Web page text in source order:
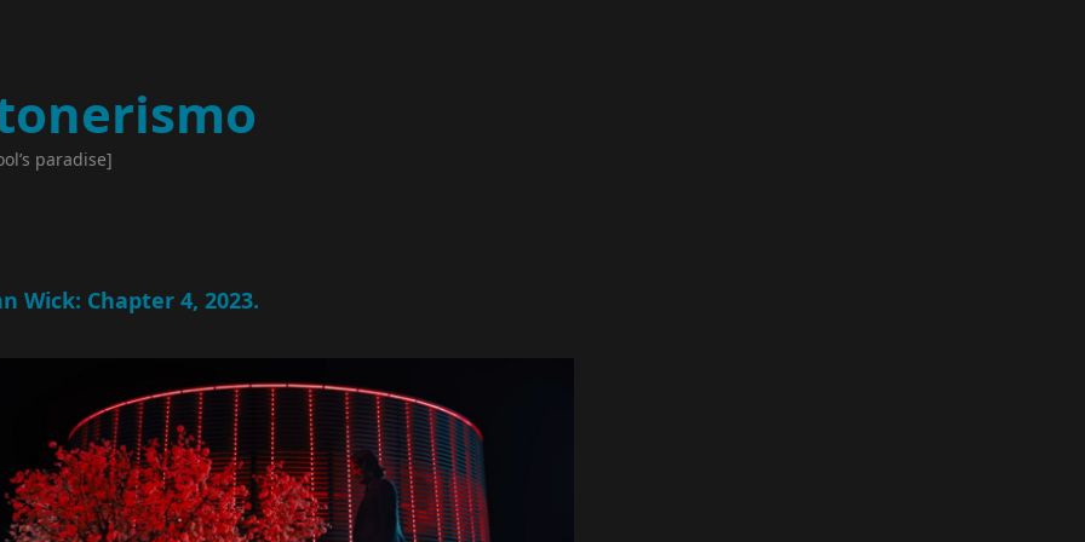
paradise]
Wick: Chapter 4, 2023.